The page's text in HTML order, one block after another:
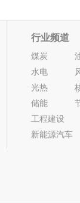
行业频道
煤炭
水电
光热
储能
工程建设
新能源汽车